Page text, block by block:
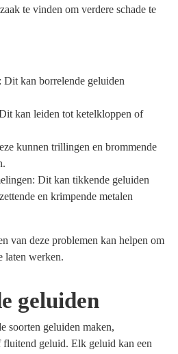
te vinden om verdere schade te
Dit kan borrelende geluiden
kan leiden tot ketelkloppen of
kunnen trillingen en brommende
Dit kan tikkende geluiden
en krimpende metalen
van deze problemen kan helpen om
laten werken.
geluiden
soorten geluiden maken,
geluid. Elk geluid kan een